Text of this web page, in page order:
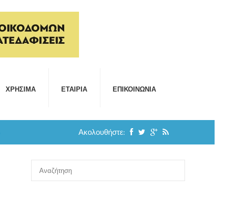
ΧΡΉΣΙΜΑ ΕΤΑΙΡΊΑ ΕΠΙΚΟΙΝΩΝΊΑ
Ακολουθήστε: